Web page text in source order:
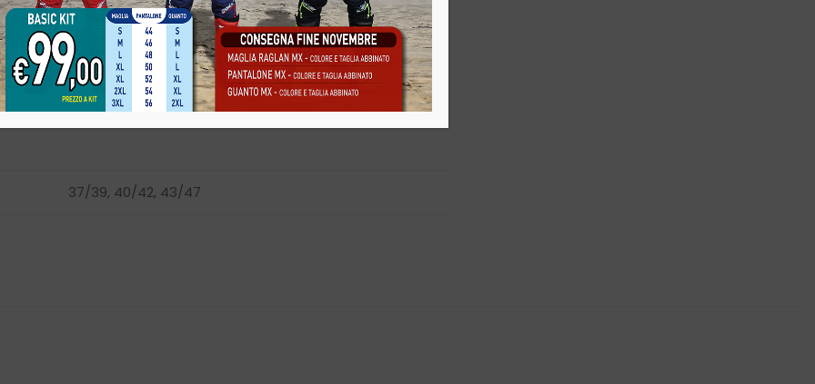
Informazioni aggiuntive
37/39, 40/42, 43/47